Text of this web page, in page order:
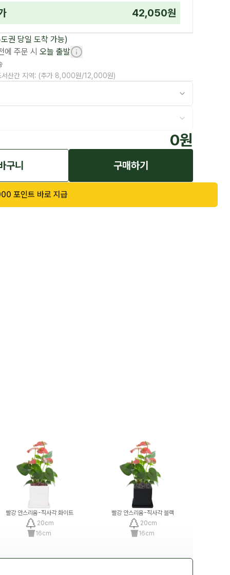
42,050원
권 당일 도착 가능)
주문 시 오늘 출발
산간 지역: (추가 8,000원/12,000원)
0원
구니 구매하기
포인트 바로 지급
빨강 안스리움-직사각 화이트
20cm
16cm
빨강 안스리움-직사각 블랙
20cm
16cm